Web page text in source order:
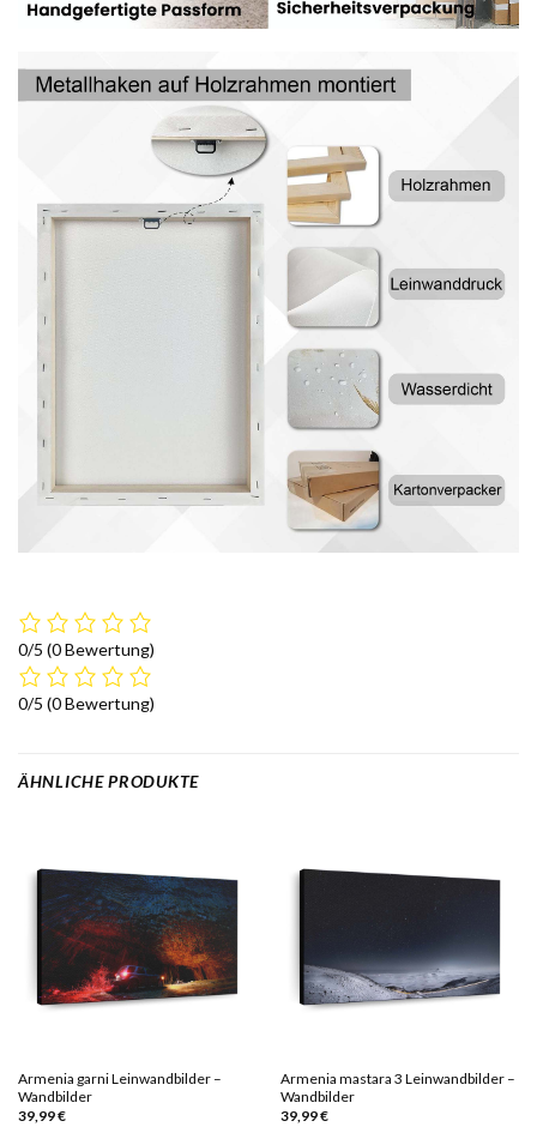
0/5 (0 Bewertung)
0/5 (0 Bewertung)
ÄHNLICHE PRODUKTE
Armenia garni Leinwandbilder –
Wandbilder
39,99€
Armenia mastara 3 Leinwandbilder –
Wandbilder
39,99€